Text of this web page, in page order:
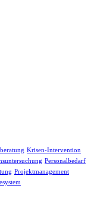
Krisen-Intervention
Personalbedarf
Projektmanagement